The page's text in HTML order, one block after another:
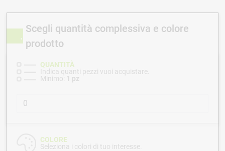
Scegli quantità complessiva e colore
prodotto
QUANTITÀ
Indica quanti pezzi vuoi acquistare.
Minimo: 1 pz
COLORE
Seleziona i colori di tuo interesse.